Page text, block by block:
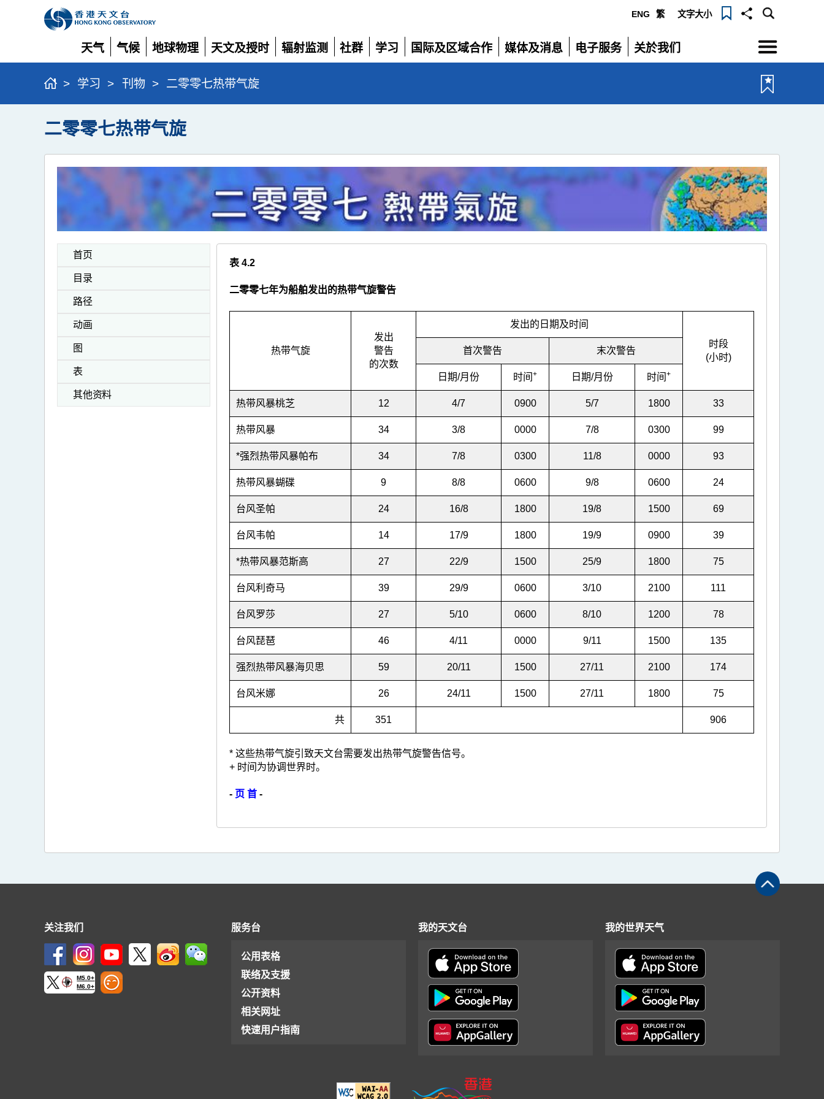
ENG 繁 文字大小
天气
展
开
气候
展
开
地球物理
展
开
天文及授时
展
开
辐射监测
展
社群
展
学习
展
国际及区域合作
展
媒体及消息
展
电子服务
展
关於我们
展
选
单
> 学习 > 刊物 > 二零零七热带气旋
二零零七热带气旋
首页
目录
路径
动画
图
表
其他资料
表 4.2
二零零七年为船舶发出的热带气旋警告
热带气旋
发出
警告
的次数
发出的日期及时间
时段
(小时)
首次警告 末次警告
日期/月份 时间 + 日期/月份 时间 +
热带风暴桃芝 12 4/7 0900 5/7 1800 33
热带风暴 34 3/8 0000 7/8 0300 99
*强烈热带风暴帕布 34 7/8 0300 11/8 0000 93
热带风暴蝴碟 9 8/8 0600 9/8 0600 24
台风圣帕 24 16/8 1800 19/8 1500 69
台风韦帕 14 17/9 1800 19/9 0900 39
*热带风暴范斯高 27 22/9 1500 25/9 1800 75
台风利奇马 39 29/9 0600 3/10 2100 111
台风罗莎 27 5/10 0600 8/10 1200 78
台风琵琶 46 4/11 0000 9/11 1500 135
强烈热带风暴海贝思 59 20/11 1500 27/11 2100 174
台风米娜 26 24/11 1500 27/11 1800 75
共 351 906
* 这些热带气旋引致天文台需要发出热带气旋警告信号。
+ 时间为协调世界时。
- 页 首 -
关注我们
M5.0+
M6.0+
服务台
公用表格
联络及支援
公开资料
相关网址
快速用户指南
我的天文台 我的世界天气